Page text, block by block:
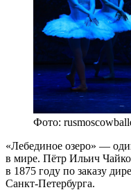
Фото:
«Лебединое озеро» —
в мире. Пётр Ильич
в 1875 году по заказу
Санкт-Петербурга.